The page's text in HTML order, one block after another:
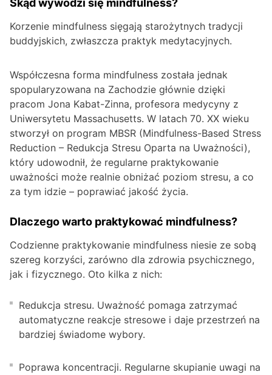
Skąd wywodzi się mindfulness?
Korzenie mindfulness sięgają starożytnych tradycji
buddyjskich, zwłaszcza praktyk medytacyjnych.
Współczesna forma mindfulness została jednak
spopularyzowana na Zachodzie głównie dzięki
pracom Jona Kabat-Zinna, profesora medycyny z
Uniwersytetu Massachusetts. W latach 70. XX wieku
stworzył on program MBSR (Mindfulness-Based Stress
Reduction – Redukcja Stresu Oparta na Uważności),
który udowodnił, że regularne praktykowanie
uważności może realnie obniżać poziom stresu, a co
za tym idzie – poprawiać jakość życia.
Dlaczego warto praktykować mindfulness?
Codzienne praktykowanie mindfulness niesie ze sobą
szereg korzyści, zarówno dla zdrowia psychicznego,
jak i fizycznego. Oto kilka z nich:
Redukcja stresu. Uważność pomaga zatrzymać
automatyczne reakcje stresowe i daje przestrzeń na
bardziej świadome wybory.
Poprawa koncentracji. Regularne skupianie uwagi na